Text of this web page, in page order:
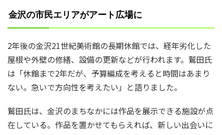
金沢の市民エリアがアート広場に
2年後の金沢21世紀美術館の長期休館では、経年劣化した
屋根や外壁の修繕、設備の更新などが行われます。鷲田氏
は「休館まで2年だが、予算編成を考えると時間はあまり
ない。急いで方向性を考えたい」と語りました。
鷲田氏は、金沢のまちなかには作品を展示できる施設が点
在している。作品を置かせてもらえれば、新しい出会いに